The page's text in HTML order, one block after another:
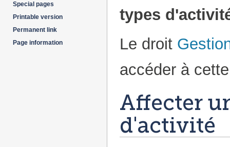
types
Le droit
accéder à
Affecter
d'activité
Special pages
Printable version
Permanent link
Page information